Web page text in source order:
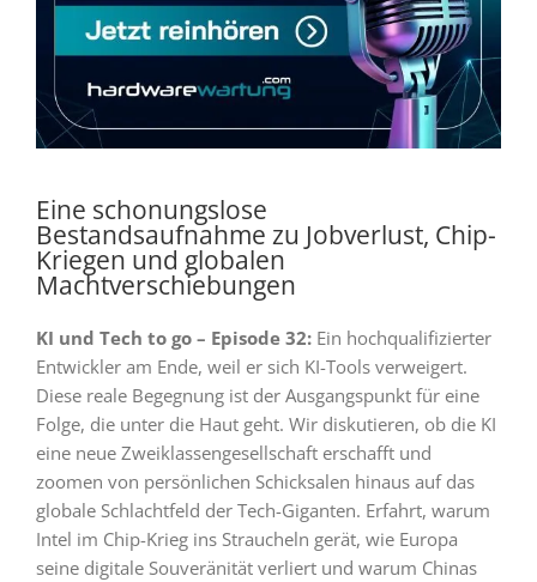
Eine schonungslose
Bestandsaufnahme zu Jobverlust, Chip-
Kriegen und globalen
Machtverschiebungen
KI und Tech to go – Episode 32:Ein hochqualifizierter
Entwickler am Ende, weil er sich KI-Tools verweigert.
Diese reale Begegnung ist der Ausgangspunkt für eine
Folge, die unter die Haut geht. Wir diskutieren, ob die KI
eine neue Zweiklassengesellschaft erschafft und
zoomen von persönlichen Schicksalen hinaus auf das
globale Schlachtfeld der Tech-Giganten. Erfahrt, warum
Intel im Chip-Krieg ins Straucheln gerät, wie Europa
seine digitale Souveränität verliert und warum Chinas